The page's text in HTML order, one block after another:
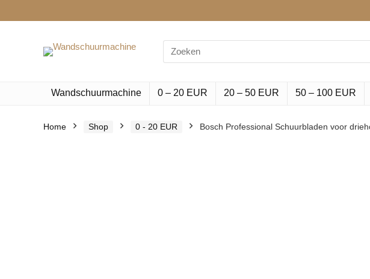
Search
for:
Wandschuurmachine 0 – 20 EUR 20 – 50 EUR 50 – 100 EUR
Home Shop 0 - 20 EUR Bosch Professional Schuurbladen voor